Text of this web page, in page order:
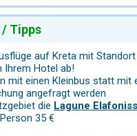
Tipps
auf Kreta mit
Ihrem Hotel ab!
mit einen Kleinbus statt
angefragt werden
die Lagune
35 €